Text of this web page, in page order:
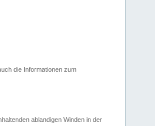
die Informationen zum
ablandigen Winden in der